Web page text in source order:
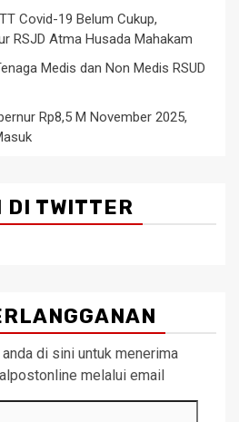
Covid-19 Belum Cukup,
RSJD Atma Husada Mahakam
Medis dan Non Medis RSUD
Rp8,5 M November 2025,
DI TWITTER
di sini untuk menerima
melalui email